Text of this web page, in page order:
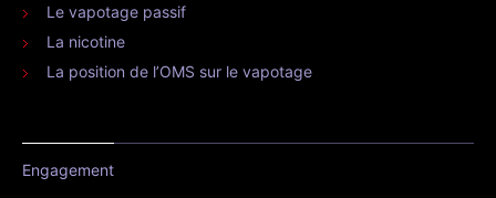
Le vapotage passif
La nicotine
La position de l’OMS sur le vapotage
Engagement